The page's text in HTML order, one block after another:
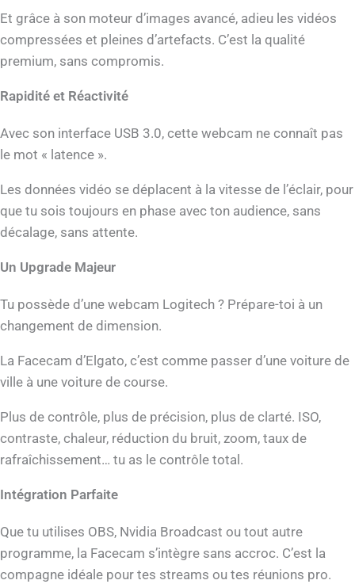
Et grâce à son moteur d’images avancé, adieu les vidéos
compressées et pleines d’artefacts. C’est la qualité
premium, sans compromis.
Rapidité et Réactivité
Avec son interface USB 3.0, cette webcam ne connaît pas
le mot « latence ».
Les données vidéo se déplacent à la vitesse de l’éclair, pour
que tu sois toujours en phase avec ton audience, sans
décalage, sans attente.
Un Upgrade Majeur
Tu possède d’une webcam Logitech ? Prépare-toi à un
changement de dimension.
La Facecam d’Elgato, c’est comme passer d’une voiture de
ville à une voiture de course.
Plus de contrôle, plus de précision, plus de clarté. ISO,
contraste, chaleur, réduction du bruit, zoom, taux de
rafraîchissement… tu as le contrôle total.
Intégration Parfaite
Que tu utilises OBS, Nvidia Broadcast ou tout autre
programme, la Facecam s’intègre sans accroc. C’est la
compagne idéale pour tes streams ou tes réunions pro.